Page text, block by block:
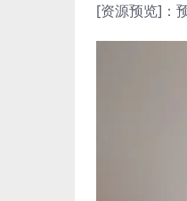
[资源预览]：